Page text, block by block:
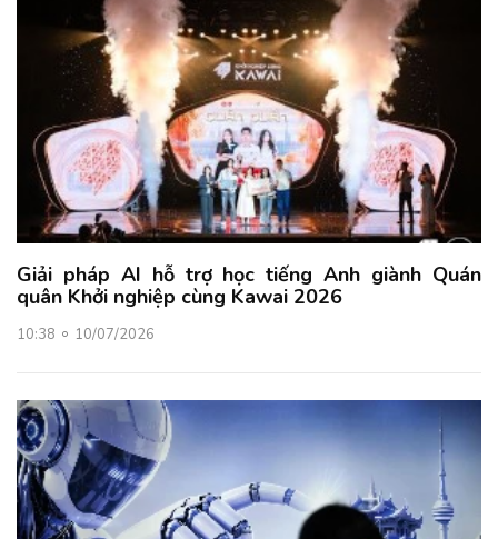
Giải pháp AI hỗ trợ học tiếng Anh giành Quán
quân Khởi nghiệp cùng Kawai 2026
10:38 10/07/2026